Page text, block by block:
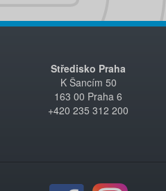
Středisko Praha
K Šancím 50
163 00 Praha 6
+420 235 312 200